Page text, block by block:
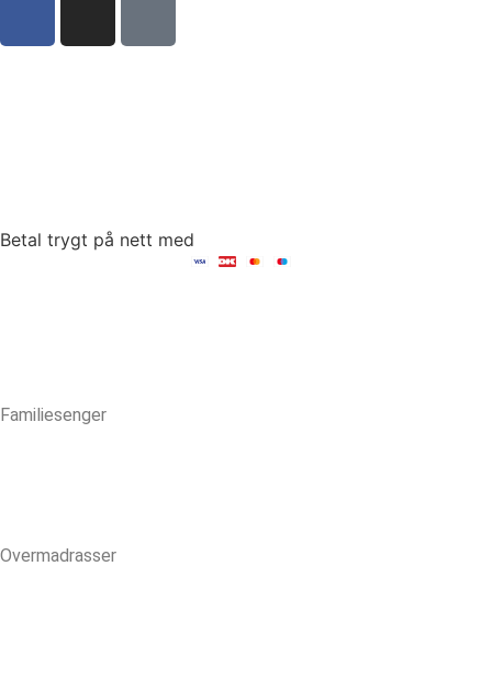
Betal trygt på nett med
Familiesenger
Overmadrasser